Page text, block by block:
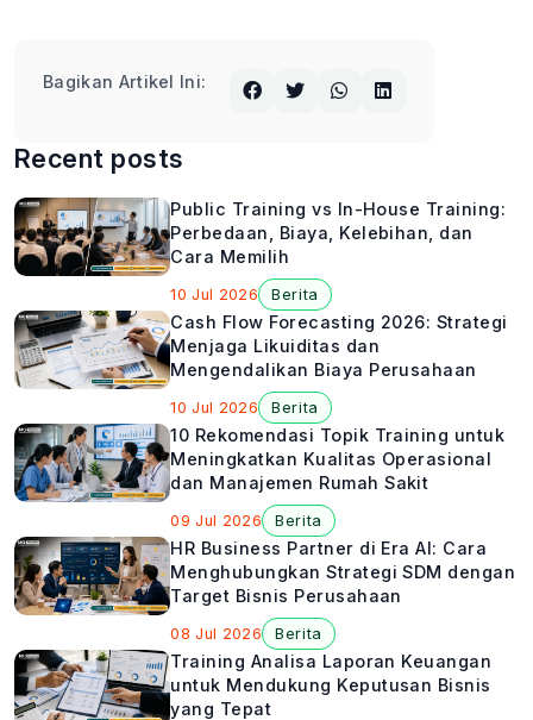
Bagikan Artikel Ini:
Recent posts
Public Training vs In-House Training:
Perbedaan, Biaya, Kelebihan, dan
Cara Memilih
10 Jul 2026 Berita
Cash Flow Forecasting 2026: Strategi
Menjaga Likuiditas dan
Mengendalikan Biaya Perusahaan
10 Jul 2026 Berita
10 Rekomendasi Topik Training untuk
Meningkatkan Kualitas Operasional
dan Manajemen Rumah Sakit
09 Jul 2026 Berita
HR Business Partner di Era AI: Cara
Menghubungkan Strategi SDM dengan
Target Bisnis Perusahaan
08 Jul 2026 Berita
Training Analisa Laporan Keuangan
untuk Mendukung Keputusan Bisnis
yang Tepat